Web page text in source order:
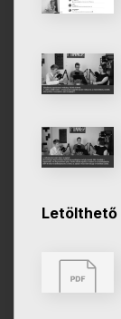
Letölthető